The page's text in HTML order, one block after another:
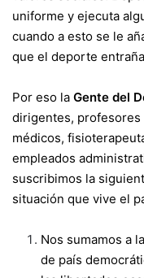
uniforme y ejecuta
cuando a esto se le
que el deporte
Por eso la Gente del
dirigentes, profesores
médicos,
empleados
suscribimos la
situación que vive el
Nos sumamos a
de país